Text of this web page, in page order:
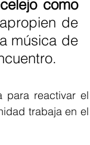
como
de
música de
para reactivar el
trabaja en el